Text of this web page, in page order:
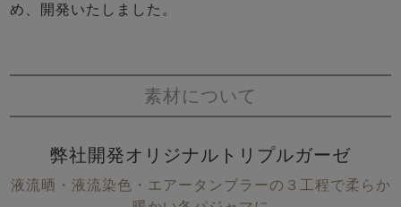
め、開発いたしました。
素材について
弊社開発オリジナルトリプルガーゼ
液流晒・液流染色・エアータンブラーの３工程で柔らか